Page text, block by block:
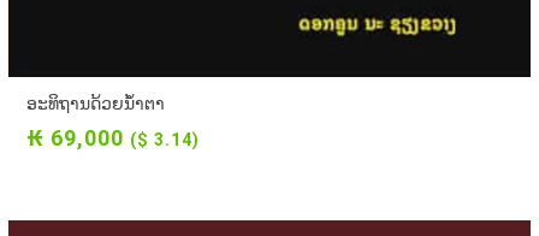
ອະທິຖານດ້ວຍນ້ຳຕາ
₭ 69,000 ($ 3.14)